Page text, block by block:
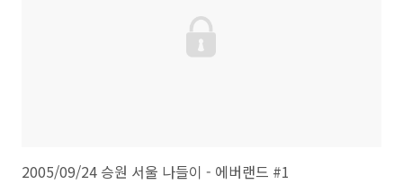
2005/09/24 승원 서울 나들이 - 에버랜드 #1